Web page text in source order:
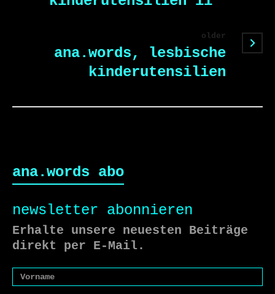
older
ana.words, lesbische
kinderutensilien
ana.words abo
newsletter abonnieren
Erhalte unsere neuesten Beiträge
direkt per E-Mail.